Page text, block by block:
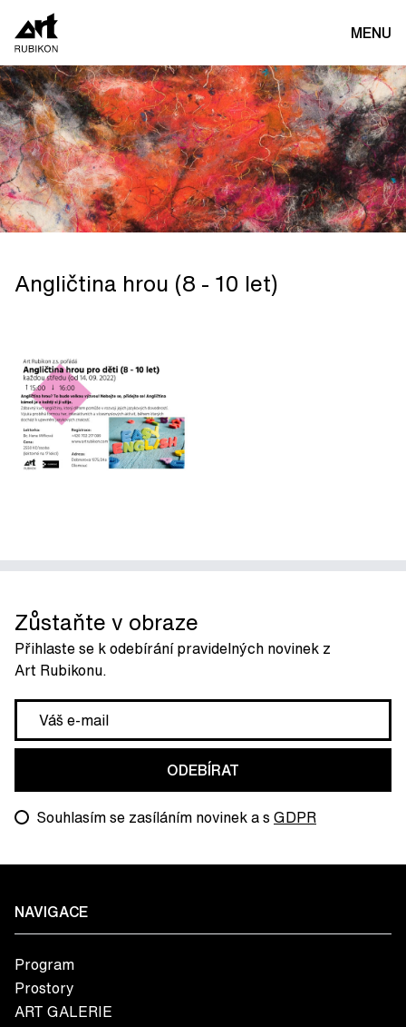
MENU
Angličtina hrou (8 - 10 let)
Zůstaňte v obraze
Přihlaste se k odebírání pravidelných novinek z
Art Rubikonu.
ODEBÍRAT
Souhlasím se zasíláním novinek a s GDPR
NAVIGACE
Program
Prostory
ART GALERIE